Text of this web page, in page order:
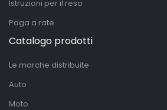
Istruzioni per il reso
Paga a rate
Catalogo prodotti
Le marche distribuite
Auto
Moto